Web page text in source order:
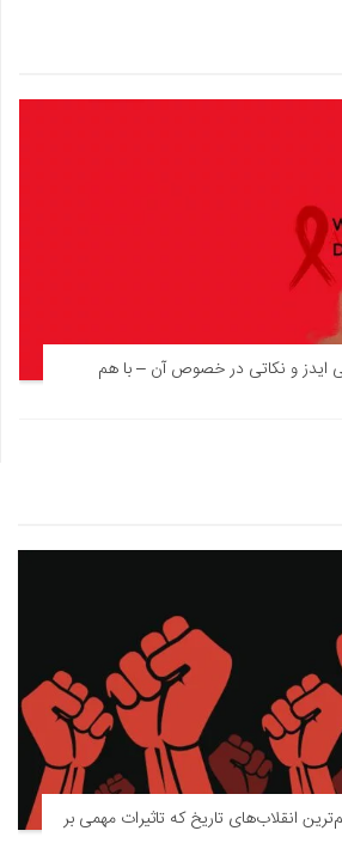
ایدز و نکاتی در خصوص آن – با هم
انقلاب‌های تاریخ که تاثیرات مهمی بر